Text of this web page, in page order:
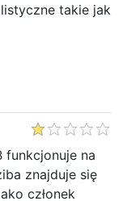
takie jak
funkcjonuje na
znajduje się
członek